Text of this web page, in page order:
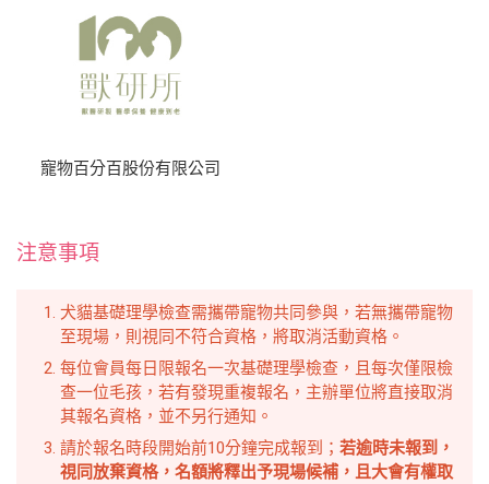
寵物百分百股份有限公司
注意事項
犬貓基礎理學檢查需攜帶寵物共同參與，若無攜帶寵物
至現場，則視同不符合資格，將取消活動資格。
每位會員每日限報名一次基礎理學檢查，且每次僅限檢
查一位毛孩，若有發現重複報名，主辦單位將直接取消
其報名資格，並不另行通知。
請於報名時段開始前10分鐘完成報到； 若逾時未報到，
視同放棄資格，名額將釋出予現場候補，且大會有權取